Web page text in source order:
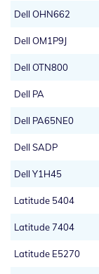
Dell OHN662
Dell OM1P9J
Dell OTN800
Dell PA
Dell PA65NE0
Dell SADP
Dell Y1H45
Latitude 5404
Latitude 7404
Latitude E5270